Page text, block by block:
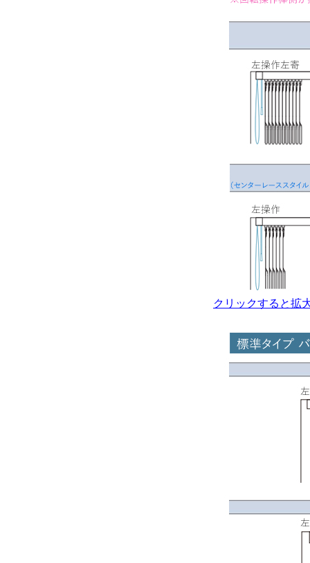
クリックすると拡